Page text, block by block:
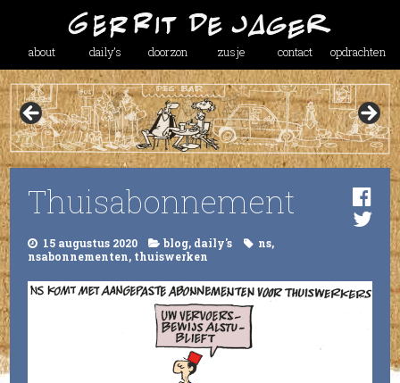
about daily’s doorzon zusje contact opdrachten
Thuisabonnement
15 augustus 2020 blog, daily's ns,
nsabonnementen, thuiswerken